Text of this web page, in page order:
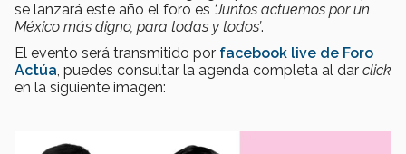
se lanzará este año el foro es ‘Juntos actuemos por un
México más digno, para todas y todos’.
El evento será transmitido por facebook live de Foro
Actúa, puedes consultar la agenda completa al dar click
en la siguiente imagen: